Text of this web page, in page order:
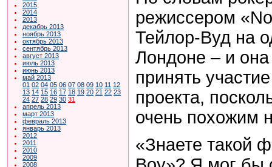
2015
2014
2013
декабрь 2013
ноябрь 2013
октябрь 2013
сентябрь 2013
август 2013
июль 2013
июнь 2013
май 2013
01 02 04 05 06 07 08 09 10 11 12
13 14 15 16 17 18 19 20 21 22 23
24 27 28 29 30 31
апрель 2013
март 2013
февраль 2013
январь 2013
2012
2011
2010
2009
2008
режиссером
Тейлор-Вуд на
Лондоне – и
принять
проекта,
очень похожим
«Знаете такой